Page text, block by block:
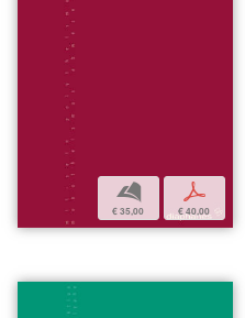
b
€ 35,00
p
€ 40,00